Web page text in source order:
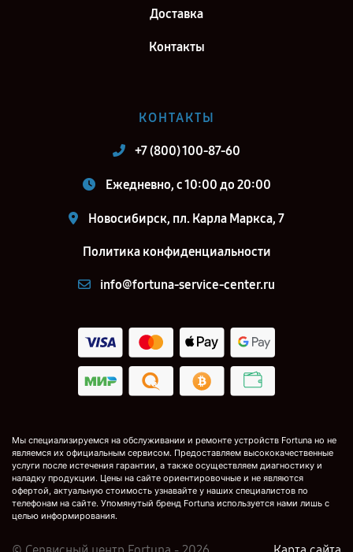
Санкт-Петербург
Доставка
Контакты
КОНТАКТЫ
+7 (800) 100-87-60
Ежедневно, с 10:00 до 20:00
Новосибирск, пл. Карла Маркса, 7
Политика конфиденциальности
info@fortuna-service-center.ru
Мы специализируемся на обслуживании и ремонте устройств Fortuna но не
являемся их официальным сервисом. Предоставляем высококачественные
услуги после истечения гарантии, а также осуществляем диагностику и
наладку продукции. Цены на сайте ориентировочные и не являются
офертой, актуальную стоимость узнавайте у наших специалистов по
телефонам на сайте. Упомянутый бренд Fortuna используется нами лишь с
целью информирования.